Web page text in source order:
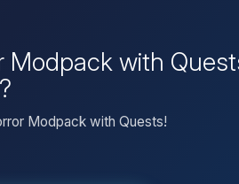
Modpack with
Modpack with Quests!